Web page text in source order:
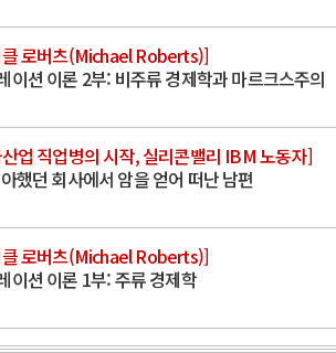
로버츠(Michael Roberts)]
이션 이론 2부: 비주류 경제학과 마르크스주의
업 직업병의 시작, 실리콘밸리 IBM 노동자]
했던 회사에서 암을 얻어 떠난 남편
로버츠(Michael Roberts)]
이션 이론 1부: 주류 경제학